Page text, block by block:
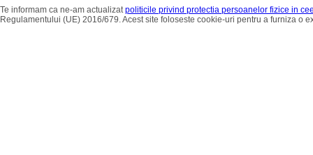
Te informam ca ne-am actualizatpoliticile privind protectia persoanelor fizice in
Regulamentului (UE) 2016/679. Acest site foloseste cookie-uri pentru a furniza o